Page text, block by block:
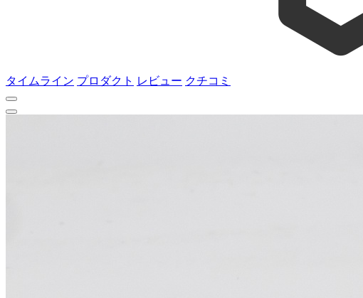
タイムライン プロダクト レビュー クチコミ